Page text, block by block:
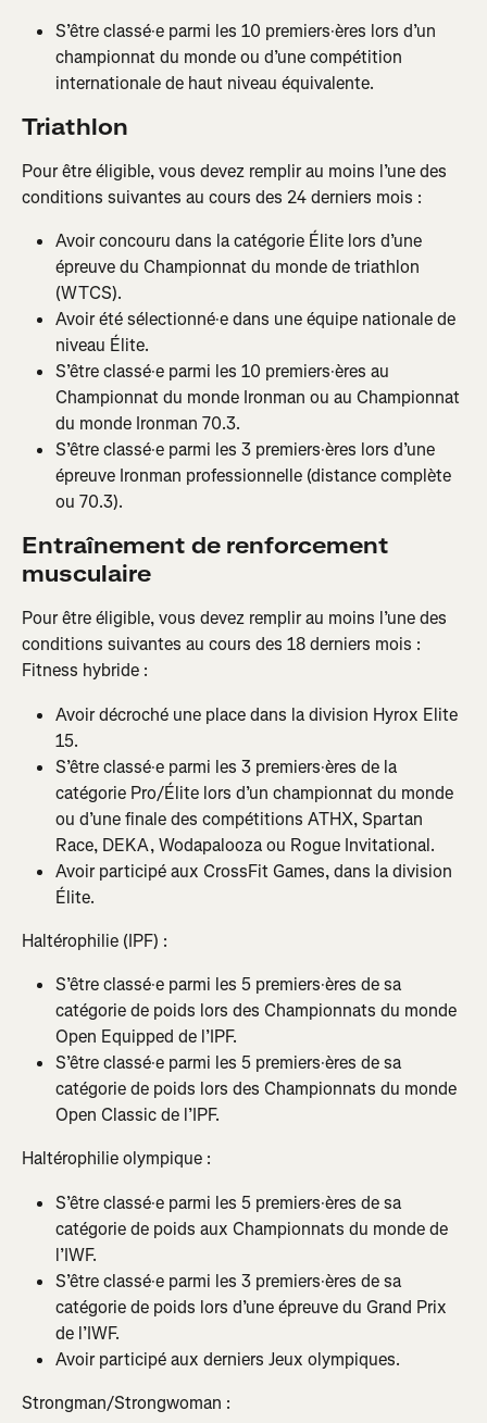
S’être classé·e parmi les 10 premiers·ères lors d’un
championnat du monde ou d’une compétition
internationale de haut niveau équivalente.
Triathlon
Pour être éligible, vous devez remplir au moins l’une des
conditions suivantes au cours des 24 derniers mois :
Avoir concouru dans la catégorie Élite lors d’une
épreuve du Championnat du monde de triathlon
(WTCS).
Avoir été sélectionné·e dans une équipe nationale de
niveau Élite.
S’être classé·e parmi les 10 premiers·ères au
Championnat du monde Ironman ou au Championnat
du monde Ironman 70.3.
S’être classé·e parmi les 3 premiers·ères lors d’une
épreuve Ironman professionnelle (distance complète
ou 70.3).
Entraînement de renforcement
musculaire
Pour être éligible, vous devez remplir au moins l’une des
conditions suivantes au cours des 18 derniers mois :
Fitness hybride :
Avoir décroché une place dans la division Hyrox Elite
15.
S’être classé·e parmi les 3 premiers·ères de la
catégorie Pro/Élite lors d’un championnat du monde
ou d’une finale des compétitions ATHX, Spartan
Race, DEKA, Wodapalooza ou Rogue Invitational.
Avoir participé aux CrossFit Games, dans la division
Élite.
Haltérophilie (IPF) :
S’être classé·e parmi les 5 premiers·ères de sa
catégorie de poids lors des Championnats du monde
Open Equipped de l’IPF.
S’être classé·e parmi les 5 premiers·ères de sa
catégorie de poids lors des Championnats du monde
Open Classic de l’IPF.
Haltérophilie olympique :
S’être classé·e parmi les 5 premiers·ères de sa
catégorie de poids aux Championnats du monde de
l’IWF.
S’être classé·e parmi les 3 premiers·ères de sa
catégorie de poids lors d’une épreuve du Grand Prix
de l’IWF.
Avoir participé aux derniers Jeux olympiques.
Strongman/Strongwoman :